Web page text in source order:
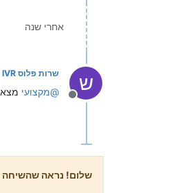
אחרי שנה
ש
מנותק
שרות פלוס IVR
@מקצועי
שלום! נראה שהשיחה